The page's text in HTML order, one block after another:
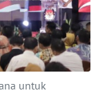
untuk